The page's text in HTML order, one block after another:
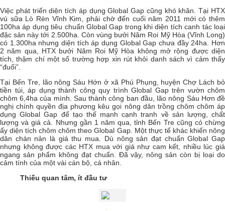
Việc phát triển diện tích áp dụng Global Gap cũng khó khăn. Tại HTX
vú sữa Lò Rèn Vĩnh Kim, phải chờ đến cuối năm 2011 mới có thêm
100ha áp dụng tiêu chuẩn Global Gap trong khi diện tích canh tác loại
đặc sản này tới 2.500ha. Còn vùng bưởi Năm Roi Mỹ Hòa (Vĩnh Long)
có 1.300ha nhưng diện tích áp dụng Global Gap chưa đầy 24ha. Hơn
2 năm qua, HTX bưởi Năm Roi Mỹ Hòa không mở rộng được diện
tích, thậm chí một số trường hợp xin rút khỏi danh sách vì cảm thấy
“đuối”.
Tại Bến Tre, lão nông Sáu Hớn ở xã Phú Phụng, huyện Chợ Lách bỏ
tiền túi, áp dụng thành công quy trình Global Gap trên vườn chôm
chôm 6,4ha của mình. Sau thành công ban đầu, lão nông Sáu Hơn đề
nghị chính quyền địa phương kêu gọi nông dân trồng chôm chôm áp
dụng Global Gap để tạo thế mạnh cạnh tranh về sản lượng, chất
lượng và giá cả. Nhưng gần 1 năm qua, tỉnh Bến Tre cũng có chừng
ấy diện tích chôm chôm theo Global Gap. Một thực tế khác khiến nông
dân chán nản là giá thu mua. Dù nông sản đạt chuẩn Global Gap
nhưng không được các HTX mua với giá như cam kết, nhiều lúc giá
ngang sản phẩm không đạt chuẩn. Đã vậy, nông sản còn bị loại do
cảm tính của một vài cán bộ, cá nhân.
Thiếu quan tâm, ít đầu tư